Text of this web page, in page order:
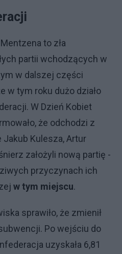
to zła
partii wchodzących w
w dalszej części
w tym roku dużo działo
W Dzień Kobiet
że odchodzi z
Jakub Kulesza, Artur
założyli nową partię -
przyczynach ich
w tym miejscu.
sprawiło, że zmienił
Po wejściu do
uzyskała 6,81